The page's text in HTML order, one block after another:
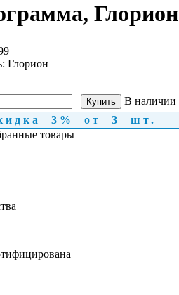
Глорион
Глорион
В наличии
3% от 3 шт.
товары